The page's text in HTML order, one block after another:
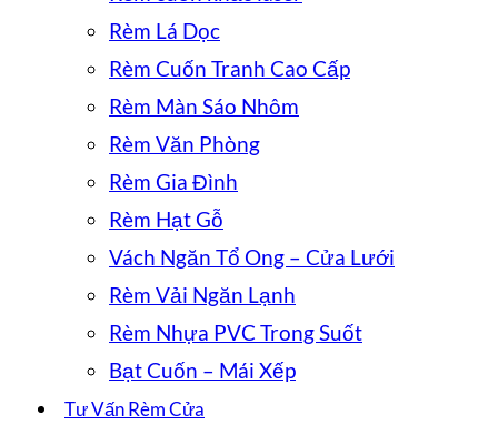
Rèm Lá Dọc
Rèm Cuốn Tranh Cao Cấp
Rèm Màn Sáo Nhôm
Rèm Văn Phòng
Rèm Gia Đình
Rèm Hạt Gỗ
Vách Ngăn Tổ Ong – Cửa Lưới
Rèm Vải Ngăn Lạnh
Rèm Nhựa PVC Trong Suốt
Bạt Cuốn – Mái Xếp
Tư Vấn Rèm Cửa